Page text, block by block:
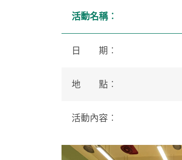
活動名稱︰
日 期 ︰
地 點 ︰
活動內容 ︰